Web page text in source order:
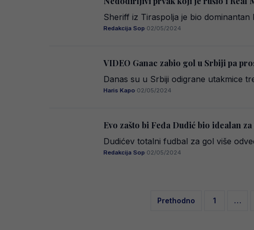
Sheriff iz Tiraspolja je bio
Redakcija Sop·02/05/2024
VIDEO Ganac zabio gol u Srbiji pa
Danas su u Srbiji odigrane utakmice
Haris Kapo·02/05/2024
Evo zašto bi Feđa Dudić bio idealan
Dudićev totalni fudbal za gol više
Redakcija Sop·02/05/2024
Posts
Prethodno 1 …